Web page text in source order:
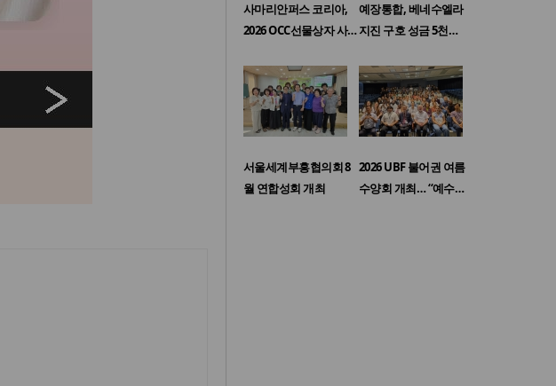
사마리안퍼스 코리아,
2026 OCC선물상자 사…
예장통합, 베네수엘라
지진 구호 성금 5천…
서울세계부흥협의회 8
월 연합성회 개최
2026 UBF 불어권 여름
수양회 개최… “예수…